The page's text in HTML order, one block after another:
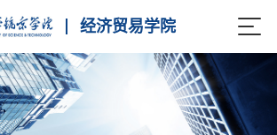
经济贸易学院